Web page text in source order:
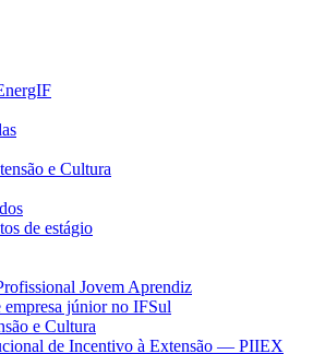
e Cultura
de estágio
Jovem Aprendiz
empresa júnior no IFSul
e Cultura
de Incentivo à Extensão — PIIEX